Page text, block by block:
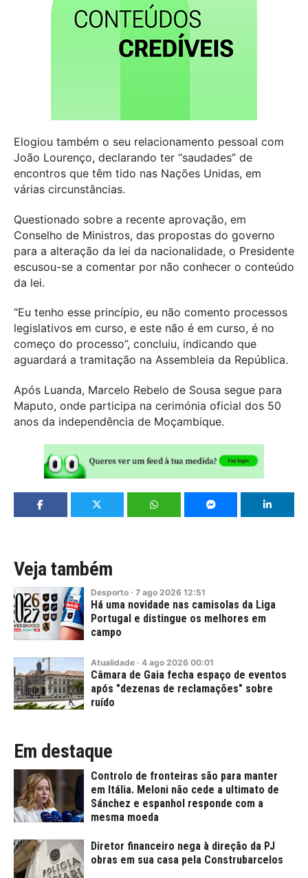
Elogiou também o seu relacionamento pessoal com
João Lourenço, declarando ter “saudades” de
encontros que têm tido nas Nações Unidas, em
várias circunstâncias.
Questionado sobre a recente aprovação, em
Conselho de Ministros, das propostas do governo
para a alteração da lei da nacionalidade, o Presidente
escusou-se a comentar por não conhecer o conteúdo
da lei.
“Eu tenho esse princípio, eu não comento processos
legislativos em curso, e este não é em curso, é no
começo do processo”, concluiu, indicando que
aguardará a tramitação na Assembleia da República.
Após Luanda, Marcelo Rebelo de Sousa segue para
Maputo, onde participa na cerimónia oficial dos 50
anos da independência de Moçambique.
Veja também
Desporto · 7 ago 2026 12:51
Há uma novidade nas camisolas da Liga
Portugal e distingue os melhores em
campo
Atualidade · 4 ago 2026 00:01
Câmara de Gaia fecha espaço de eventos
após "dezenas de reclamações" sobre
ruído
Em destaque
Controlo de fronteiras são para manter
em Itália. Meloni não cede a ultimato de
Sánchez e espanhol responde com a
mesma moeda
Diretor financeiro nega à direção da PJ
obras em sua casa pela Construbarcelos